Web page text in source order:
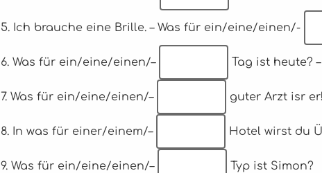
5. Ich brauche eine Brille. – Was für ein/eine/einen/-
6. Was für ein/eine/einen/– Tag ist heute?
7. Was für ein/eine/einen/– guter Arzt isr er!
8. In was für einer/einem/– Hotel wirst du
9. Was für ein/eine/einen/– Typ ist Simon?